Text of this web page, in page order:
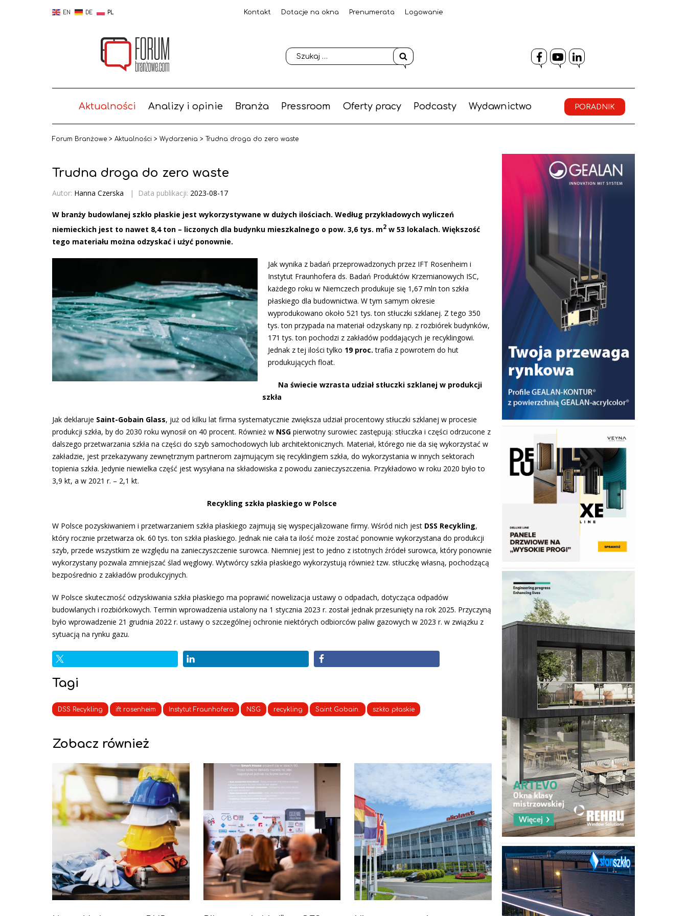
EN DE PL Kontakt Dotacje na okna Prenumerata Logowanie
Facebook
YouTube
LinkedIn
Aktualności Analizy i opinie Branża Pressroom Oferty pracy Podcasty Wydawnictwo PORADNIK
Forum Branżowe > Aktualności > Wydarzenia > Trudna droga do zero waste
Trudna droga do zero waste
Autor: Hanna Czerska | Data publikacji: 2023-08-17
W branży budowlanej szkło płaskie jest wykorzystywane w dużych ilościach. Według przykładowych wyliczeń
niemieckich jest to nawet 8,4 ton – liczonych dla budynku mieszkalnego o pow. 3,6 tys. m2 w 53 lokalach. Większość
tego materiału można odzyskać i użyć ponownie.
Jak wynika z badań przeprowadzonych przez IFT Rosenheim i
Instytut Fraunhofera ds. Badań Produktów Krzemianowych ISC,
każdego roku w Niemczech produkuje się 1,67 mln ton szkła
płaskiego dla budownictwa. W tym samym okresie
wyprodukowano około 521 tys. ton stłuczki szklanej. Z tego 350
tys. ton przypada na materiał odzyskany np. z rozbiórek budynków,
171 tys. ton pochodzi z zakładów poddających je recyklingowi.
Jednak z tej ilości tylko 19 proc. trafia z powrotem do hut
produkujących float.
Na świecie wzrasta udział stłuczki szklanej w produkcji
szkła
Jak deklaruje Saint-Gobain Glass, już od kilku lat firma systematycznie zwiększa udział procentowy stłuczki szklanej w procesie
produkcji szkła, by do 2030 roku wynosił on 40 procent. Również w NSG pierwotny surowiec zastępują: stłuczka i części odrzucone z
dalszego przetwarzania szkła na części do szyb samochodowych lub architektonicznych. Materiał, którego nie da się wykorzystać w
zakładzie, jest przekazywany zewnętrznym partnerom zajmującym się recyklingiem szkła, do wykorzystania w innych sektorach
topienia szkła. Jedynie niewielka część jest wysyłana na składowiska z powodu zanieczyszczenia. Przykładowo w roku 2020 było to
3,9 kt, a w 2021 r. – 2,1 kt.
Recykling szkła płaskiego w Polsce
W Polsce pozyskiwaniem i przetwarzaniem szkła płaskiego zajmują się wyspecjalizowane firmy. Wśród nich jest DSS Recykling,
który rocznie przetwarza ok. 60 tys. ton szkła płaskiego. Jednak nie cała ta ilość może zostać ponownie wykorzystana do produkcji
szyb, przede wszystkim ze względu na zanieczyszczenie surowca. Niemniej jest to jedno z istotnych źródeł surowca, który ponownie
wykorzystany pozwala zmniejszać ślad węglowy. Wytwórcy szkła płaskiego wykorzystują również tzw. stłuczkę własną, pochodzącą
bezpośrednio z zakładów produkcyjnych.
W Polsce skuteczność odzyskiwania szkła płaskiego ma poprawić nowelizacja ustawy o odpadach, dotycząca odpadów
budowlanych i rozbiórkowych. Termin wprowadzenia ustalony na 1 stycznia 2023 r. został jednak przesunięty na rok 2025. Przyczyną
było wprowadzenie 21 grudnia 2022 r. ustawy o szczególnej ochronie niektórych odbiorców paliw gazowych w 2023 r. w związku z
sytuacją na rynku gazu.
Tagi
DSS Recykling ift rosenheim Instytut Fraunhofera NSG recykling Saint Gobain. szkło płaskie
Zobacz również